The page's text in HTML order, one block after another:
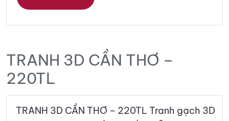
TRANH 3D CẦN THƠ –
220TL
TRANH 3D CẦN THƠ – 220TL Tranh gạch 3D